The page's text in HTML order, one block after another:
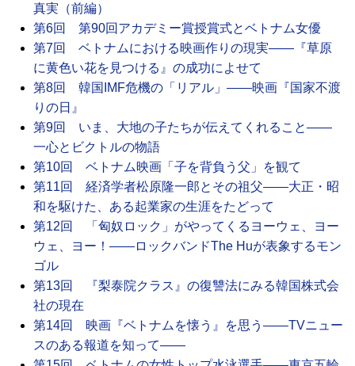
真実（前編）
第6回 第90回アカデミー賞授賞式とベトナム女優
第7回 ベトナムにおける映画作りの現実――『草原
に黄色い花を見つける』の成功によせて
第8回 韓国IMF危機の「リアル」――映画『国家不渡
りの日』
第9回 いま、大地の子たちが伝えてくれること――
一心とビクトルの物語
第10回 ベトナム映画「子を背負う父」を観て
第11回 経済学者松原隆一郎とその祖父――大正・昭
和を駆けた、ある起業家の生涯をたどって
第12回 「匈奴ロック」がやってくるヨーウェ、ヨー
ウェ、ヨー！――ロックバンドThe Huが表象するモン
ゴル
第13回 『梨泰院クラス』の復讐法にみる韓国株式会
社の現在
第14回 映画『ベトナムを懐う』を思う――TVニュー
スのある報道を知って――